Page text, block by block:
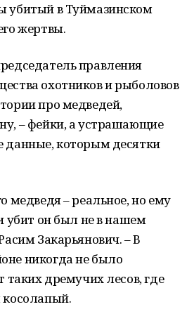
убитый в Туймазинском
жертвы.
правления
охотников и рыболовов
про медведей,
– фейки, а устрашающие
данные, которым десятки
медведя – реальное, но ему
убит он был не в нашем
Закарьянович. – В
никогда не было
таких дремучих лесов, где
косолапый.